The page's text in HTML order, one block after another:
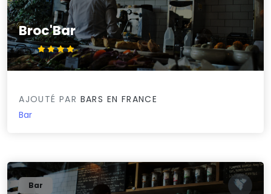
Broc'Bar
4.3/5
AJOUTÉ PAR BARS EN FRANCE
Bar
Bar